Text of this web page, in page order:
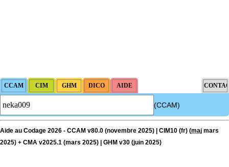
(CCAM)
Aide au Codage 2026 - CCAM v80.0 (novembre 2025) | CIM10 (fr) (maj mars
2025) + CMA v2025.1 (mars 2025) | GHM v30 (juin 2025)